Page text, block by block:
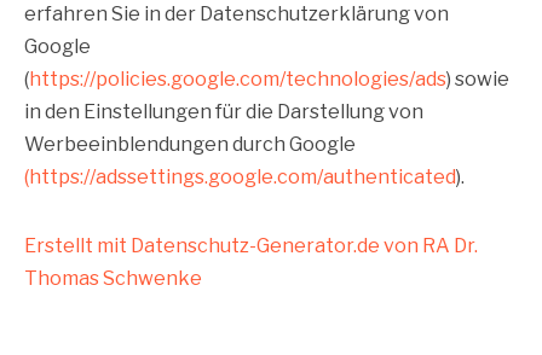
erfahren Sie in der Datenschutzerklärung von
Google
(https://policies.google.com/technologies/ads) sowie
in den Einstellungen für die Darstellung von
Werbeeinblendungen durch Google
(https://adssettings.google.com/authenticated).
Erstellt mit Datenschutz-Generator.de von RA Dr.
Thomas Schwenke